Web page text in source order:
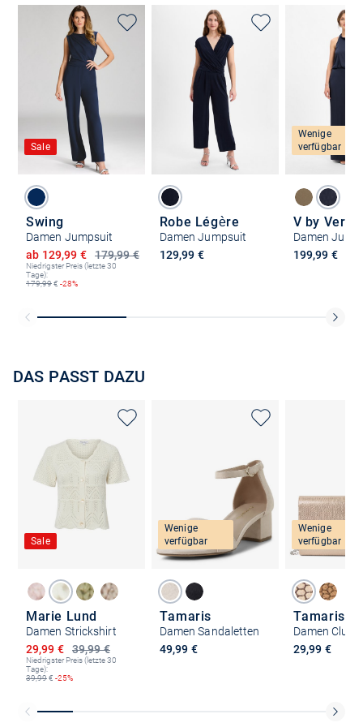
Sale
Swing
Damen Jumpsuit
179,99 €
Ermäßigter Preis
ab 129,99 €
Niedrigster Preis (letzte 30
Tage):
179,99€ -28%
Robe Légère
Damen Jumpsuit
129,99 €
Wenige
verfügbar
V by Vera
Damen
199,99 €
DAS PASST DAZU
Sale
Marie Lund
Damen Strickshirt
39,99 €
Ermäßigter Preis
29,99 €
Niedrigster Preis (letzte 30
Tage):
39,99€ -25%
Wenige
verfügbar
Tamaris
Damen Sandaletten
49,99 €
Wenige
verfügbar
Tamaris
29,99 €